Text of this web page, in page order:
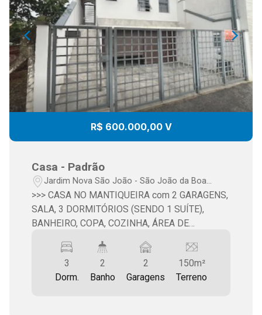
R$ 600.000,00 V
Casa - Padrão
Jardim Nova São João - São João da Boa
Vista/SP
>>> CASA NO MANTIQUEIRA com 2 GARAGENS,
SALA, 3 DORMITÓRIOS (SENDO 1 SUÍTE),
BANHEIRO, COPA, COZINHA, ÁREA DE
>>> ÁREA CONSTRUÇÃO: 126m2 >>> VALOR: R$
600.0003
Dorm.
2
Banho
2
Garagens
150m²
Terreno